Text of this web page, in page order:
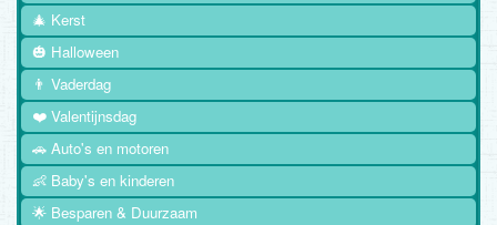
🎄 Kerst
🎃 Halloween
👨 Vaderdag
❤️ Valentijnsdag
🚗 Auto's en motoren
👶 Baby's en kinderen
🌟 Besparen & Duurzaam